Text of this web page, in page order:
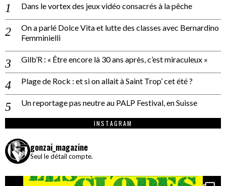
Dans le vortex des jeux vidéo consacrés à la pêche
On a parlé Dolce Vita et lutte des classes avec Bernardino
Femminielli
Gilb’R : « Être encore là 30 ans après, c’est miraculeux »
Plage de Rock : et si on allait à Saint Trop’ cet été ?
Un reportage pas neutre au PALP Festival, en Suisse
INSTAGRAM
gonzai_magazine
Seul le détail compte.